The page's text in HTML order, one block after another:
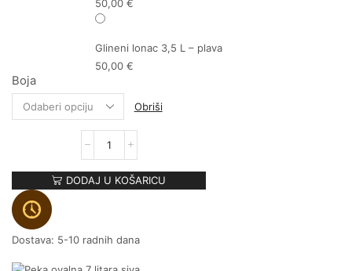
50,00 €
Glineni lonac 3,5 L – plava
50,00 €
Boja
Obriši
DODAJ U KOŠARICU
Dostava: 5-10 radnih dana